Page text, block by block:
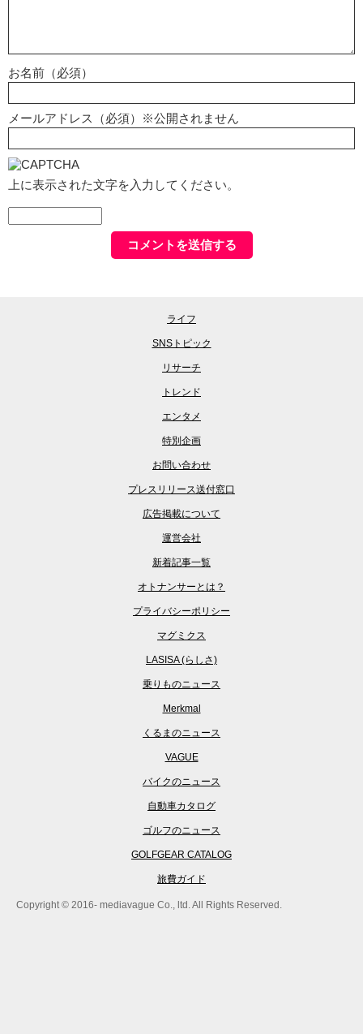
お名前（必須）
メールアドレス（必須）※公開されません
上に表示された文字を入力してください。
ライフ
SNSトピック
リサーチ
トレンド
エンタメ
特別企画
お問い合わせ
プレスリリース送付窓口
広告掲載について
運営会社
新着記事一覧
オトナンサーとは？
プライバシーポリシー
マグミクス
LASISA (らしさ)
乗りものニュース
Merkmal
くるまのニュース
VAGUE
バイクのニュース
自動車カタログ
ゴルフのニュース
GOLFGEAR CATALOG
旅費ガイド
Copyright © 2016- mediavague Co., ltd. All Rights Reserved.